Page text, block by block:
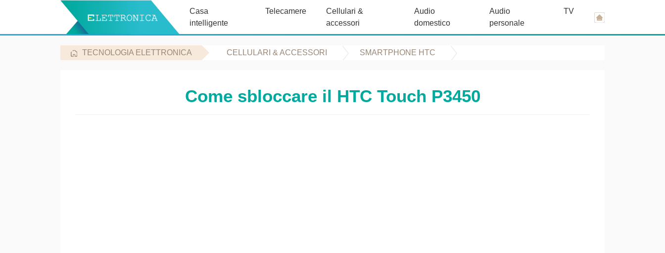
Casa
intelligente
Telecamere
Cellulari &
accessori
Audio
domestico
Audio
personale
TV
TECNOLOGIA ELETTRONICA CELLULARI & ACCESSORI SMARTPHONE HTC
Come sbloccare il HTC Touch P3450